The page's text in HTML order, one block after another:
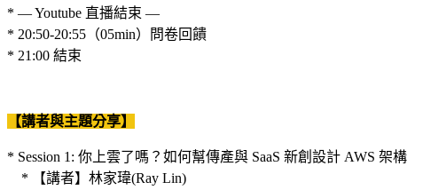
* — Youtube 直播結束 —
* 20:50-20:55（05min）問卷回饋
* 21:00 結束
【講者與主題分享】
* Session 1: 你上雲了嗎？如何幫傳產與 SaaS 新創設計 AWS 架構
* 【講者】林家瑋(Ray Lin)